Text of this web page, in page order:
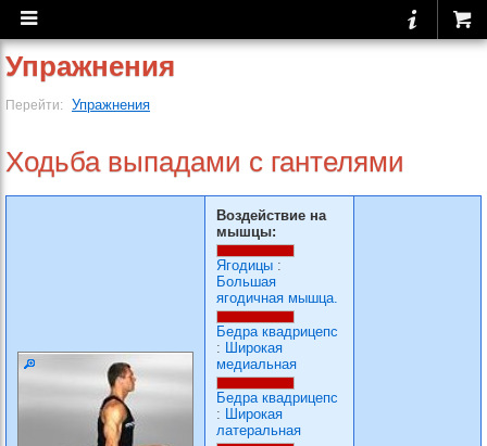
Упражнения
Перейти: Упражнения
Ходьба выпадами с гантелями
Воздействие на
мышцы:
Ягодицы :
Большая
ягодичная мышца.
Бедра квадрицепс
: Широкая
медиальная
Бедра квадрицепс
: Широкая
латеральная